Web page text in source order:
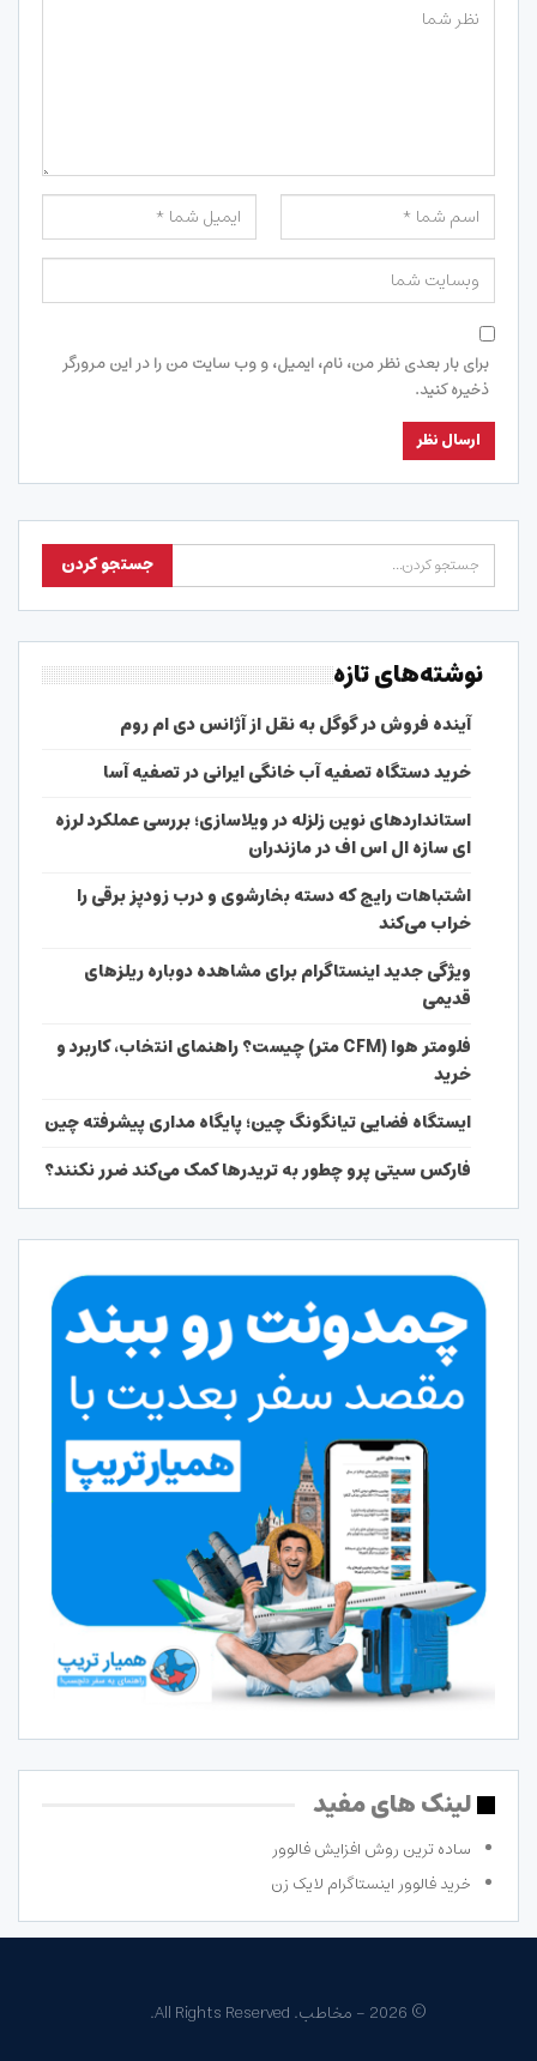
برای بار بعدی نظر من، نام، ایمیل، و وب سایت من را در این مرورگر
ذخیره کنید.
نوشته‌های تازه
آینده فروش در گوگل به نقل از آژانس دی ام روم
خرید دستگاه تصفیه آب خانگی ایرانی در تصفیه آسا
استانداردهای نوین زلزله در ویلاسازی؛ بررسی عملکرد لرزه
ای سازه ال اس اف در مازندران
اشتباهات رایج که دسته بخارشوی و درب زودپز برقی را
خراب می‌کند
ویژگی جدید اینستاگرام برای مشاهده دوباره ریلزهای
قدیمی
فلومتر هوا (CFM متر) چیست؟ راهنمای انتخاب، کاربرد و
خرید
ایستگاه فضایی تیانگونگ چین؛ پایگاه مداری پیشرفته چین
فارکس سیتی پرو چطور به تریدرها کمک می‌کند ضرر نکنند؟
لینک های مفید
ساده ترین روش افزایش فالوور
خرید فالوور اینستاگرام لایک زن
© 2026 - مخاطب. All Rights Reserved.